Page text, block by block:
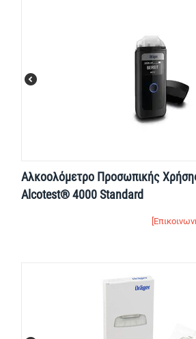
Αλκοολόμετρο Προσωπικής
Alcotest® 4000 Standard